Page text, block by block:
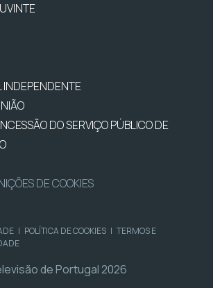
INDEPENDENTE
DO SERVIÇO PÚBLICO DE
DE COOKIES
| POLÍTICA DE COOKIES | TERMOS E
de Portugal 2026